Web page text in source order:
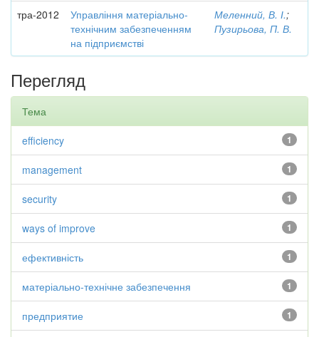
тра-2012
Управління матеріально-
технічним забезпеченням
на підприємстві
Меленний, В. І.;
Пузирьова, П. В.
Перегляд
Тема
1
efficiency
1
management
1
security
1
ways of improve
1
ефективність
1
матеріально-технічне забезпечення
1
предприятие